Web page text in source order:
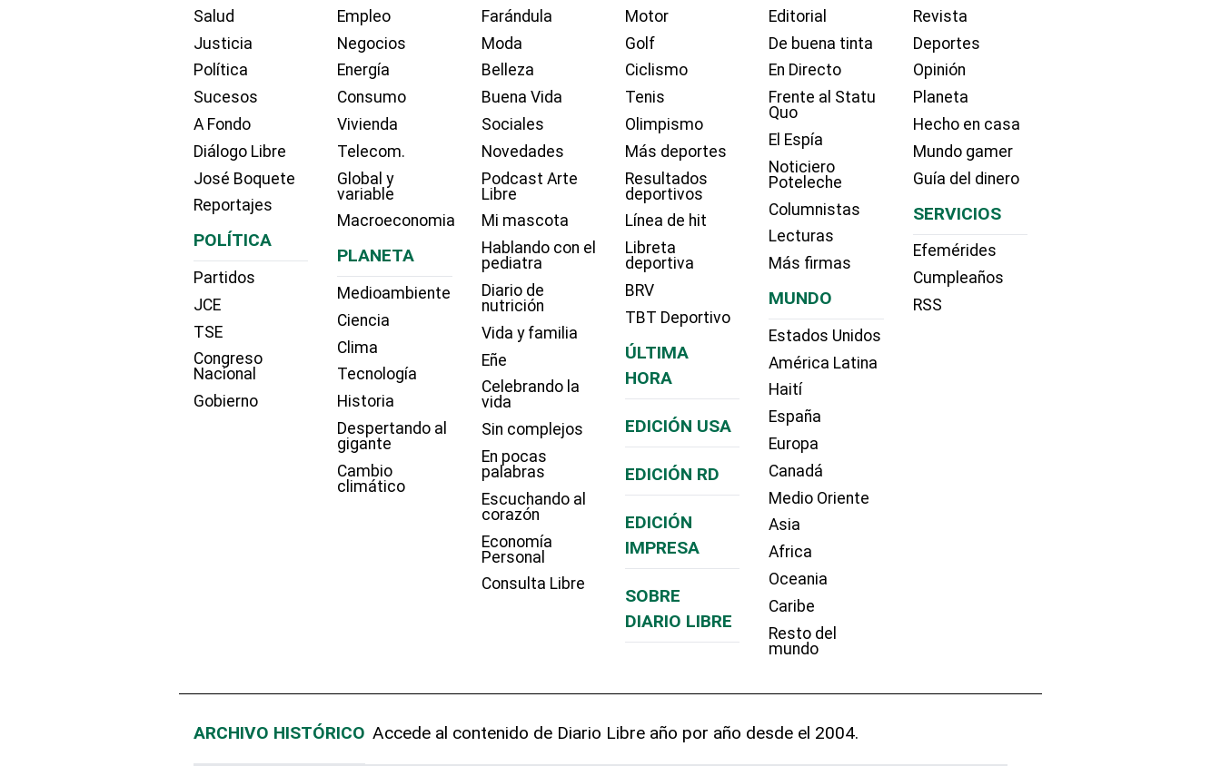
Salud
Justicia
Política
Sucesos
A Fondo
Diálogo Libre
José Boquete
Reportajes
POLÍTICA
Partidos
JCE
TSE
Congreso
Nacional
Gobierno
Empleo
Negocios
Energía
Consumo
Vivienda
Telecom.
Global y
variable
Macroeconomia
PLANETA
Medioambiente
Ciencia
Clima
Tecnología
Historia
Despertando al
gigante
Cambio
climático
Farándula
Moda
Belleza
Buena Vida
Sociales
Novedades
Podcast Arte
Libre
Mi mascota
Hablando con el
pediatra
Diario de
nutrición
Vida y familia
Eñe
Celebrando la
vida
Sin complejos
En pocas
palabras
Escuchando al
corazón
Economía
Personal
Consulta Libre
Motor
Golf
Ciclismo
Tenis
Olimpismo
Más deportes
Resultados
deportivos
Línea de hit
Libreta
deportiva
BRV
TBT Deportivo
ÚLTIMA
HORA
EDICIÓN USA
EDICIÓN RD
EDICIÓN
IMPRESA
SOBRE
DIARIO LIBRE
Editorial
De buena tinta
En Directo
Frente al Statu
Quo
El Espía
Noticiero
Poteleche
Columnistas
Lecturas
Más firmas
MUNDO
Estados Unidos
América Latina
Haití
España
Europa
Canadá
Medio Oriente
Asia
Africa
Oceania
Caribe
Resto del
mundo
Revista
Deportes
Opinión
Planeta
Hecho en casa
Mundo gamer
Guía del dinero
SERVICIOS
Efemérides
Cumpleaños
RSS
ARCHIVO HISTÓRICO Accede al contenido de Diario Libre año por año desde el 2004.